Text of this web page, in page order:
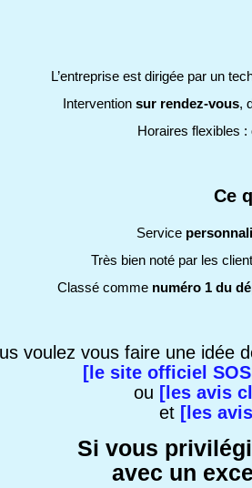
L’entreprise est dirigée par un
Intervention sur rendez-vous,
Horaires flexibles :
Ce
Service
Très bien noté par les
Classé comme numéro 1 du
voulez vous faire une idée
[le site officiel
ou [les avis
et [les
Si vous
avec un